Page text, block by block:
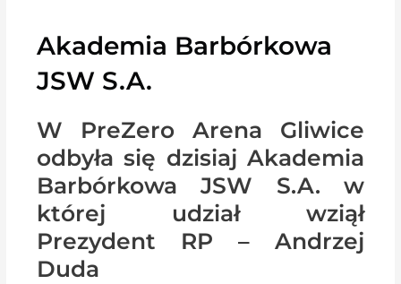
Akademia Barbórkowa
JSW S.A.
W PreZero Arena Gliwice
odbyła się dzisiaj Akademia
Barbórkowa JSW S.A. w
której udział wziął
Prezydent RP – Andrzej
Duda